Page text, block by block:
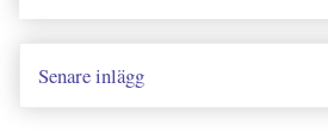
Senare inlägg